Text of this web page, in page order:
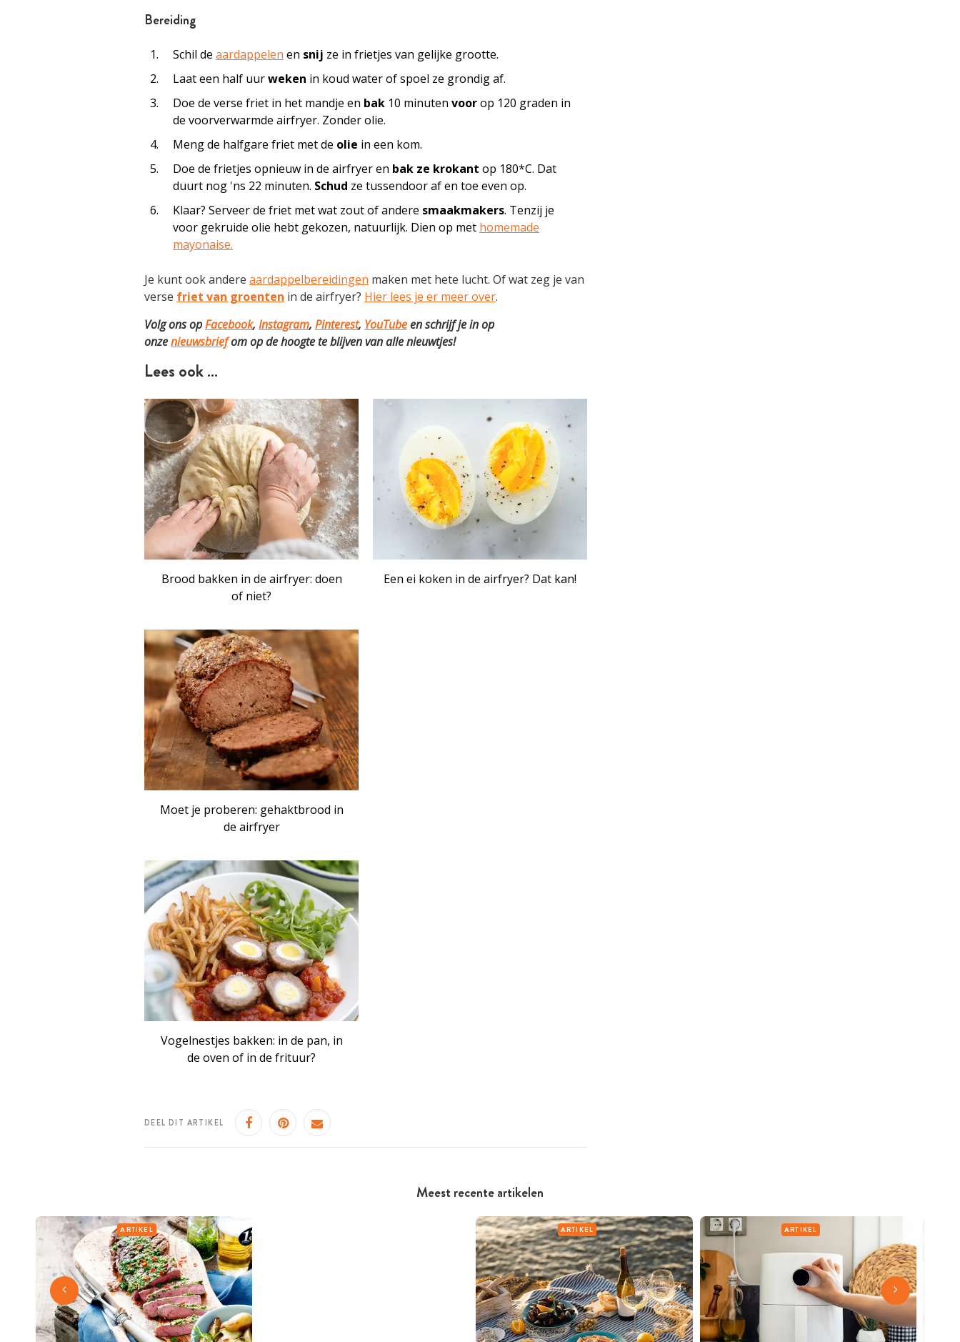
Meest recente artikelen
ARTIKEL ARTIKEL ARTIKEL
Bereiding
Schil de aardappelen en snij ze in frietjes van gelijke grootte.
Laat een half uurweken in koud water of spoel ze grondig af.
Doe de verse friet in het mandje en bak 10 minuten voorop 120 graden in
de voorverwarmde airfryer. Zonder olie.
Meng de halfgare friet met de olie in een kom.
Doe de frietjes opnieuw in de airfryer en bak ze krokant op 180*C. Dat
duurt nog 'ns 22 minuten. Schud ze tussendoor af en toe even op.
Klaar? Serveer de friet met wat zout of andere smaakmakers. Tenzij je
voor gekruide olie hebt gekozen, natuurlijk. Dien op met homemade
mayonaise.
Je kunt ook andere aardappelbereidingen maken met hete lucht. Of wat zeg je van
verse friet van groenten in de airfryer? Hier lees je er meer over.
Volg ons opFacebook, Instagram, Pinterest, YouTubeen schrijf je in op
onzenieuwsbriefom op de hoogte te blijven van alle nieuwtjes!
Lees ook …
Brood bakken in de airfryer: doen
of niet?
Een ei koken in de airfryer? Dat kan!
Moet je proberen: gehaktbrood in
de airfryer
Vogelnestjes bakken: in de pan, in
de oven of in de frituur?
DEEL DIT ARTIKEL